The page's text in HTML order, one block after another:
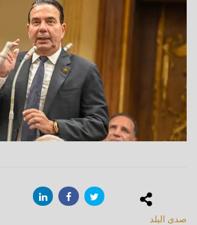
صدى البلد